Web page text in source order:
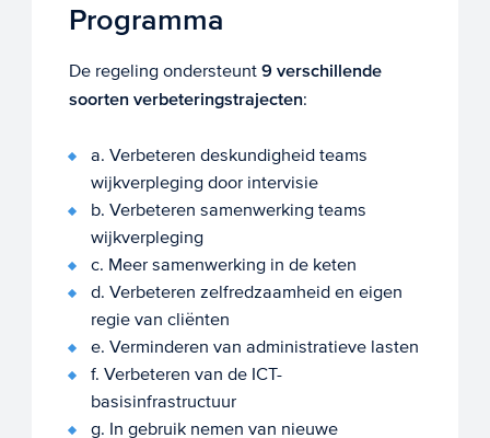
Programma
De regeling ondersteunt 9 verschillende
soorten verbeteringstrajecten:
a. Verbeteren deskundigheid teams
wijkverpleging door intervisie
b. Verbeteren samenwerking teams
wijkverpleging
c. Meer samenwerking in de keten
d. Verbeteren zelfredzaamheid en eigen
regie van cliënten
e. Verminderen van administratieve lasten
f. Verbeteren van de ICT-
basisinfrastructuur
g. In gebruik nemen van nieuwe